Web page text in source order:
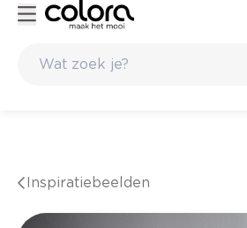
Inspiratiebeelden